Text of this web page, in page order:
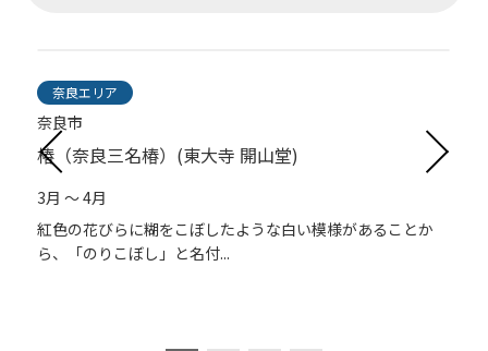
奈良エリア
奈良市
椿（奈良三名椿）(東大寺 開山堂)
3月 ～ 4月
紅色の花びらに糊をこぼしたような白い模様があることか
ら、「のりこぼし」と名付...